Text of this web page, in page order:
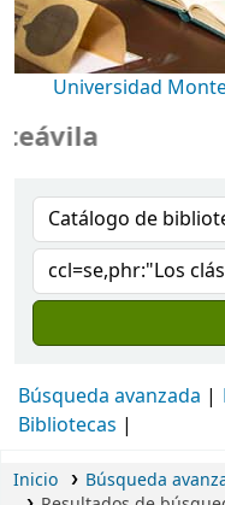
Universidad
Búsqueda avanzada
Bibliotecas
Inicio
Búsqueda